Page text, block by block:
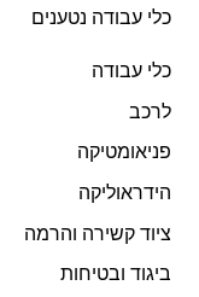
כלי עבודה נטענים
כלי עבודה
לרכב
פניאומטיקה
הידראוליקה
ציוד קשירה והרמה
ביגוד ובטיחות